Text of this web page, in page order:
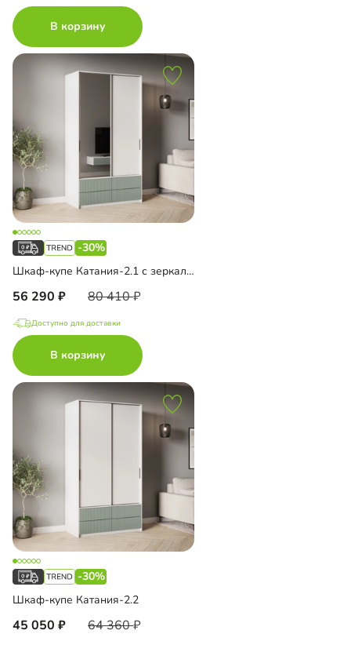
В корзину
-30%
Шкаф-купе Катания-2.1 с зеркалом
56 290 80 410
Доступно для доставки
В корзину
-30%
Шкаф-купе Катания-2.2
45 050 64 360